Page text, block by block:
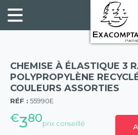
FILING
ORGANISATION
PRESENTATION
BUSINESS
BOOKS
&
PADS
À
PROPOS
NOS
E-
CATALOGUES
POINTS
DE
VENTE
Profitez
de
réduction
sur
la
nouvelle
gamme
CHEMISE À ÉLASTIQUE 3
POLYPROPYLÈNE
COULEURS ASSORTIES
RÉF : 55990E
€380prix conseillé
(57)
Panneau de gestion des cookies